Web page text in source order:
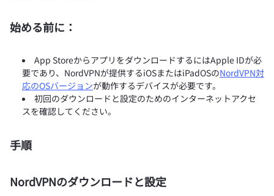
始める前に：
App StoreからアプリをダウンロードするにはApple IDが必
要であり、NordVPNが提供するiOSまたはiPadOSのNordVPN対
応のOSバージョンが動作するデバイスが必要です。
初回のダウンロードと設定のためのインターネットアクセ
スを確認してください。
手順
NordVPNのダウンロードと設定